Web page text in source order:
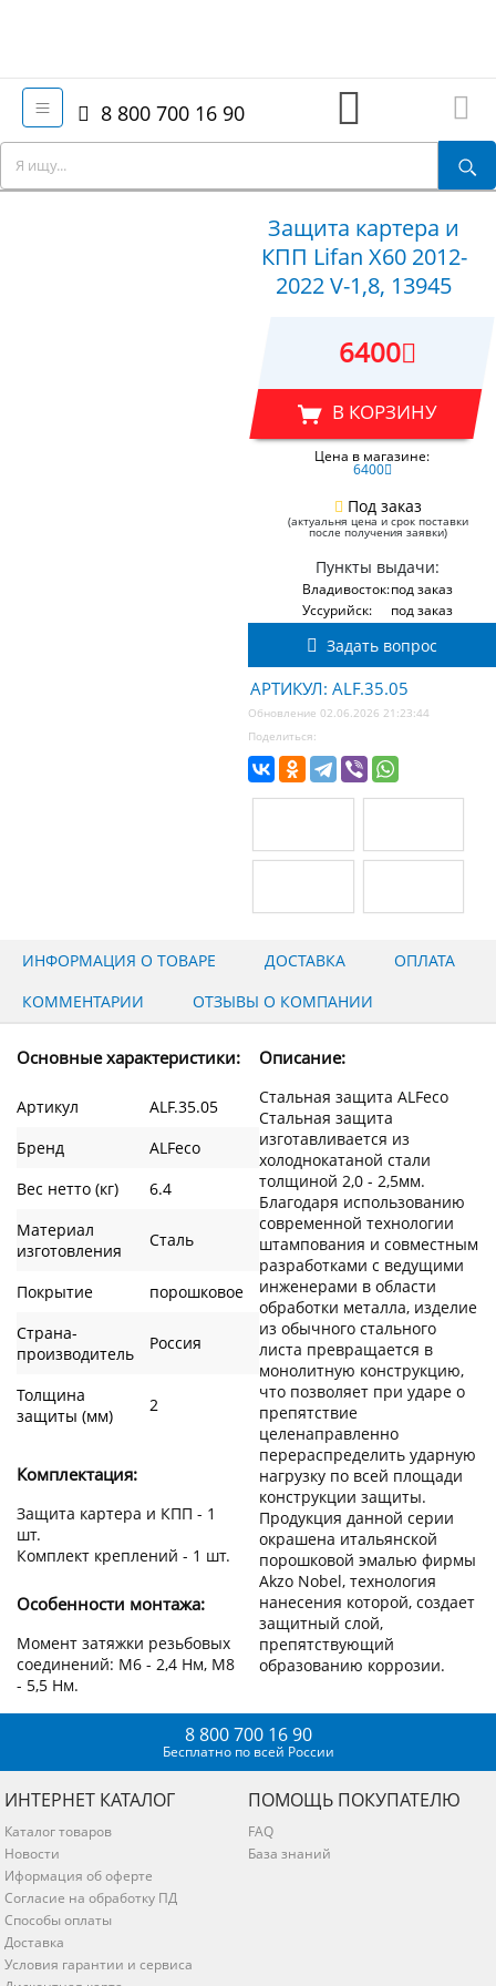
8 800 700 16 90
Защита картера и
КПП Lifan X60 2012-
2022 V-1,8, 13945
6400
В КОРЗИНУ
Цена в магазине:
6400
Под заказ
(актуальня цена и срок поставки
после получения заявки)
Пункты выдачи:
Владивосток:под заказ
Уссурийск:
под заказ
Задать вопрос
АРТИКУЛ: ALF.35.05
Обновление 02.06.2026 21:23:44
Поделиться:
ИНФОРМАЦИЯ О ТОВАРЕ ДОСТАВКА
ОПЛАТА
КОММЕНТАРИИ
ОТЗЫВЫ О КОМПАНИИ
Основные характеристики:
Артикул
ALF.35.05
Бренд
ALFeco
Вес нетто (кг)
6.4
Материал
изготовления
Сталь
Покрытие
порошковое
Страна-
производитель
Россия
Толщина
защиты (мм)
2
Комплектация:
Защита картера и КПП - 1
шт.
Комплект креплений - 1 шт.
Особенности монтажа:
Момент затяжки резьбовых
соединений: М6 - 2,4 Нм, М8
- 5,5 Нм.
Описание:
Стальная защита ALFeco
Стальная защита
изготавливается из
холоднокатаной стали
толщиной 2,0 - 2,5мм.
Благодаря использованию
современной технологии
штампования и совместным
разработками с ведущими
инженерами в области
обработки металла, изделие
из обычного стального
листа превращается в
монолитную конструкцию,
что позволяет при ударе о
препятствие
целенаправленно
перераспределить ударную
нагрузку по всей площади
конструкции защиты.
Продукция данной серии
окрашена итальянской
порошковой эмалью фирмы
Akzo Nobel, технология
нанесения которой, создает
защитный слой,
препятствующий
образованию коррозии.
8 800 700 16 90
Бесплатно по всей России
ИНТЕРНЕТ КАТАЛОГ
Каталог товаров
Новости
Иформация об оферте
Согласие на обработку ПД
Способы оплаты
Доставка
Условия гарантии и сервиса
ПОМОЩЬ ПОКУПАТЕЛЮ
FAQ
База знаний